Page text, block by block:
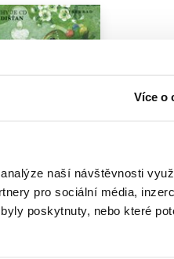
Více o
naší návštěvnosti
pro sociální média,
poskytnuty, nebo které
rubínko + CD
Rákosníková
Kč349 Kč